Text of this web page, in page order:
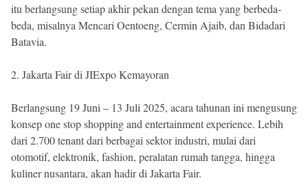
itu berlangsung setiap akhir pekan dengan tema yang berbeda-
beda, misalnya Mencari Oentoeng, Cermin Ajaib, dan Bidadari
Batavia.
2. Jakarta Fair di JIExpo Kemayoran
Berlangsung 19 Juni – 13 Juli 2025, acara tahunan ini mengusung
konsep one stop shopping and entertainment experience. Lebih
dari 2.700 tenant dari berbagai sektor industri, mulai dari
otomotif, elektronik, fashion, peralatan rumah tangga, hingga
kuliner nusantara, akan hadir di Jakarta Fair.